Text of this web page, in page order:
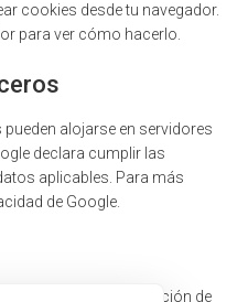
cookies desde tu navegador.
para ver cómo hacerlo.
pueden alojarse en servidores
declara cumplir las
aplicables. Para más
de Google.
tus derechos de protección de